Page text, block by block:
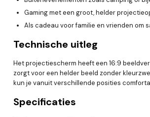
Gaming met een groot, helder
Als cadeau voor familie en vrienden om
Technische uitleg
Het projectiescherm heeft een 16:9
zorgt voor een helder beeld zonder
kun je vanuit verschillende posities
Specificaties